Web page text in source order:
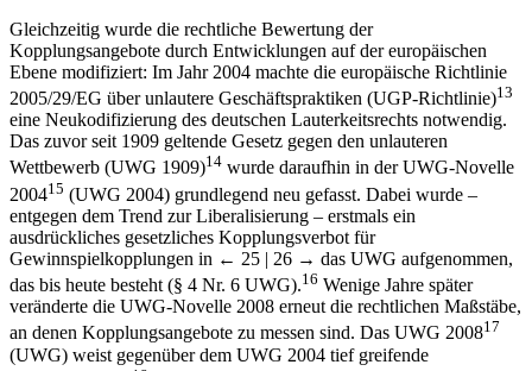
Gleichzeitig wurde die rechtliche Bewertung der
Kopplungsangebote durch Entwicklungen auf der europäischen
Ebene modifiziert: Im Jahr 2004 machte die europäische Richtlinie
2005/29/EG über unlautere Geschäftspraktiken (UGP-Richtlinie)13
eine Neukodifizierung des deutschen Lauterkeitsrechts notwendig.
Das zuvor seit 1909 geltende Gesetz gegen den unlauteren
Wettbewerb (UWG 1909)14 wurde daraufhin in der UWG-Novelle
200415 (UWG 2004) grundlegend neu gefasst. Dabei wurde –
entgegen dem Trend zur Liberalisierung – erstmals ein
ausdrückliches gesetzliches Kopplungsverbot für
Gewinnspielkopplungen in ← 25 | 26 → das UWG aufgenommen,
das bis heute besteht (§ 4 Nr. 6 UWG).16 Wenige Jahre später
veränderte die UWG-Novelle 2008 erneut die rechtlichen Maßstäbe,
an denen Kopplungsangebote zu messen sind. Das UWG 200817
(UWG) weist gegenüber dem UWG 2004 tief greifende